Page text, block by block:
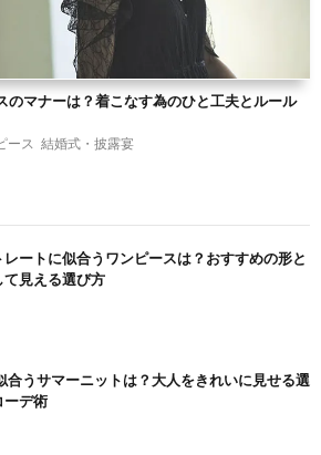
のマナーは？着こなす為のひと工夫とルール
ース 結婚式・披露宴
レートに似合うワンピースは？おすすめの形と
て見える選び方
合うサマーニットは？大人をきれいに見せる選
ーデ術